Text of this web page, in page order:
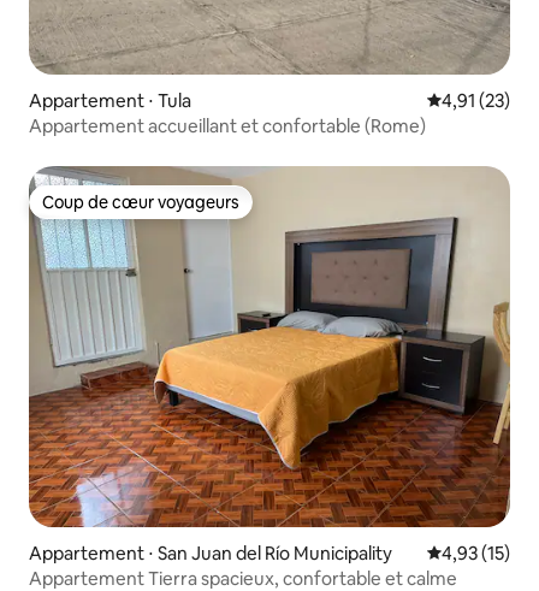
Appartement ⋅ Tula Évaluation
4,91 (23)
Appartement accueillant et confortable (Rome)
Coup de cœur voyageurs
Coup de cœur voyageurs
Appartement ⋅ San Juan del Río Municipality Évaluation
4,93 (15)
Appartement Tierra spacieux, confortable et calme